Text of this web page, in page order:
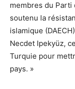
membres du Parti
soutenu la
islamique
Necdet Ipekyüz,
Turquie pour
pays. »